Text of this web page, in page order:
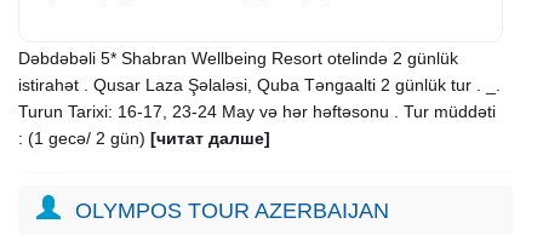
Dəbdəbəli 5* Shabran Wellbeing Resort otelində 2 günlük
istirahət . Qusar Laza Şəlaləsi, Quba Təngaalti 2 günlük tur . _.
Turun Tarixi: 16-17, 23-24 May və hər həftəsonu . Tur müddəti
: (1 gecə/ 2 gün) [читат далше]
OLYMPOS TOUR AZERBAIJAN